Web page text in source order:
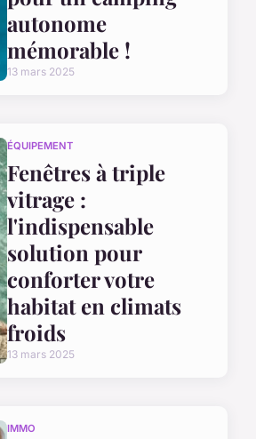
autonome
mémorable !
13 mars 2025
ÉQUIPEMENT
Fenêtres à triple
vitrage :
l'indispensable
solution pour
conforter votre
habitat en climats
froids
13 mars 2025
IMMO